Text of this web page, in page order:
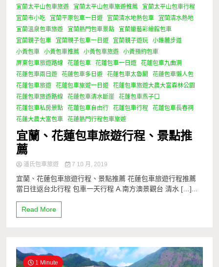
宜蘭太平山包車旅遊
宜蘭太平山包車旅遊推薦
宜蘭太平山包車行程
宜蘭市小吃
宜蘭平原包車一日遊 宜蘭清水地熱包車
宜蘭清水熱地
宜蘭溫泉包車旅遊
宜蘭熱門包車景點
宜蘭蠟藝彩繪館包車
宜蘭親子包車
宜蘭親子包車一日遊 宜蘭親子遊玩
小錐麓步道
小黃包車
小黃包車推薦 小黃包車旅遊
小黃預約包車
屏東包車旅遊路線
花蓮包車 花蓮包車一日遊
花蓮包車九曲洞
花蓮包車兩日遊
花蓮包車多日遊 花蓮包車太魯閣
花蓮包車懶人包
花蓮包車旅遊
花蓮包車旅遊一日遊
花蓮包車旅遊大農大富森林公園
花蓮包車旅遊路線
花蓮包車清水斷崖
花蓮包車燕子口
花蓮包車私房景點
花蓮包車自由行 花蓮包車行程
花蓮包車長春祠
花蓮大農大富包車
花蓮熱門行程包車旅遊
宜蘭、花蓮包車旅遊行程、景點推
薦
潘氏包車旅遊 7 10 月, 2019
宜蘭、花蓮包車旅遊行程、景點推薦 花蓮包車旅遊行程推薦
當日往返台北行程 包車一天行程 A.南方澳景觀台 清水 […]...
Read More
1 Minute